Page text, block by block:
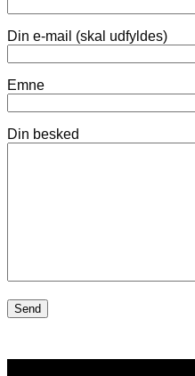
Din e-mail (skal udfyldes)
Emne
Din besked